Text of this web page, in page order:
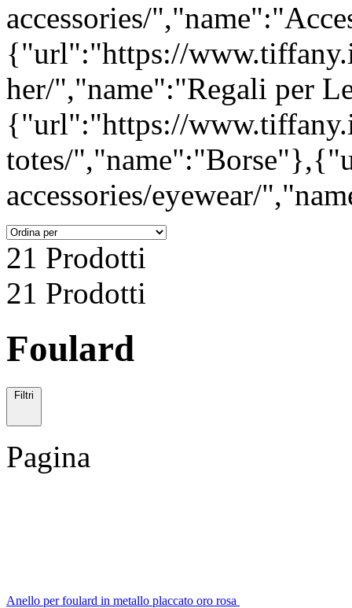
accessories/
{"url":"https://
her/","name":"Regali per
{"url":"https://
totes/
accessories/eyewear/
21 Prodotti
21 Prodotti
Foulard
Filtri
Pagina
Anello per foulard in metallo placcato oro rosa